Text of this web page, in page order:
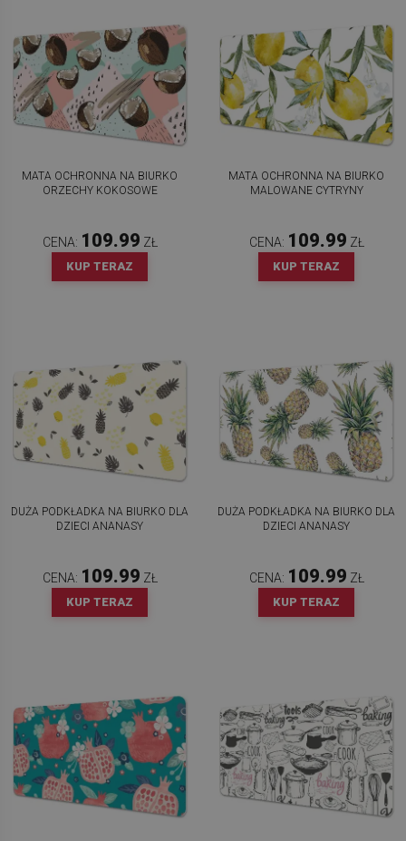
MATA OCHRONNA NA BIURKO
ORZECHY KOKOSOWE
CENA: 109.99 ZŁ
KUP TERAZ
MATA OCHRONNA NA BIURKO
MALOWANE CYTRYNY
CENA: 109.99 ZŁ
KUP TERAZ
DUŻA PODKŁADKA NA BIURKO DLA
DZIECI ANANASY
CENA: 109.99 ZŁ
KUP TERAZ
DUŻA PODKŁADKA NA BIURKO DLA
DZIECI ANANASY
CENA: 109.99 ZŁ
KUP TERAZ